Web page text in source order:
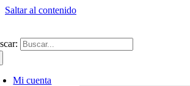
Saltar al contenido
Mi cuenta